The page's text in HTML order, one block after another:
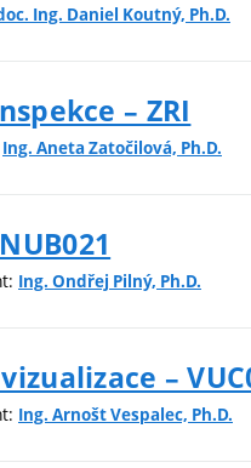
Ing. Daniel Koutný, Ph.D.
– ZRI
Ing. Aneta Zatočilová, Ph.D.
Ing. Ondřej Pilný, Ph.D.
–
Ing. Arnošt Vespalec, Ph.D.